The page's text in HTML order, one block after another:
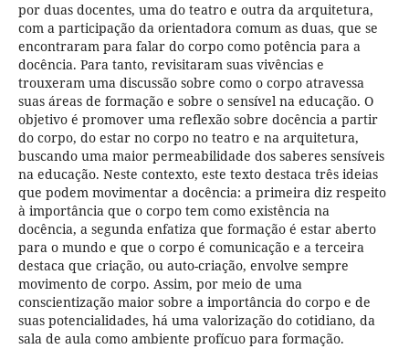
por duas docentes, uma do teatro e outra da arquitetura,
com a participação da orientadora comum as duas, que se
encontraram para falar do corpo como potência para a
docência. Para tanto, revisitaram suas vivências e
trouxeram uma discussão sobre como o corpo atravessa
suas áreas de formação e sobre o sensível na educação. O
objetivo é promover uma reflexão sobre docência a partir
do corpo, do estar no corpo no teatro e na arquitetura,
buscando uma maior permeabilidade dos saberes sensíveis
na educação. Neste contexto, este texto destaca três ideias
que podem movimentar a docência: a primeira diz respeito
à importância que o corpo tem como existência na
docência, a segunda enfatiza que formação é estar aberto
para o mundo e que o corpo é comunicação e a terceira
destaca que criação, ou auto-criação, envolve sempre
movimento de corpo. Assim, por meio de uma
conscientização maior sobre a importância do corpo e de
suas potencialidades, há uma valorização do cotidiano, da
sala de aula como ambiente profícuo para formação.